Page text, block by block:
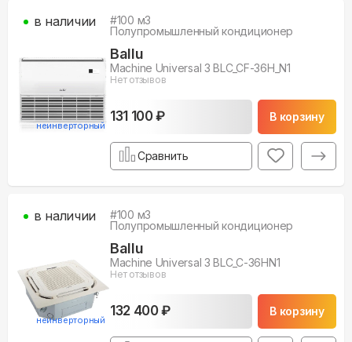
неинверторный
#100 м3
Полупромышленный кондиционер
Ballu
Machine Universal 3 BLC_CF-36H_N1
Нет отзывов
131 100 ₽ В корзину
в наличии
Сравнить
неинверторный
#100 м3
Полупромышленный кондиционер
Ballu
Machine Universal 3 BLC_C-36HN1
Нет отзывов
132 400 ₽ В корзину
в наличии